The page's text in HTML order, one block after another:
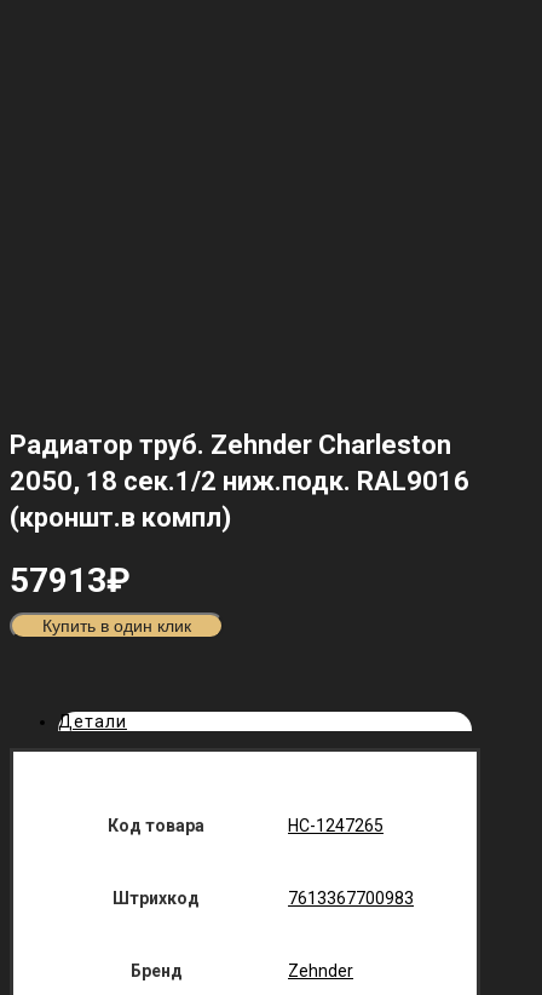
Радиатор труб. Zehnder Charleston
2050, 18 сек.1/2 ниж.подк. RAL9016
(кроншт.в компл)
57913₽
Купить в один клик
Детали
Код товара НС-1247265
Штрихкод 7613367700983
Бренд Zehnder